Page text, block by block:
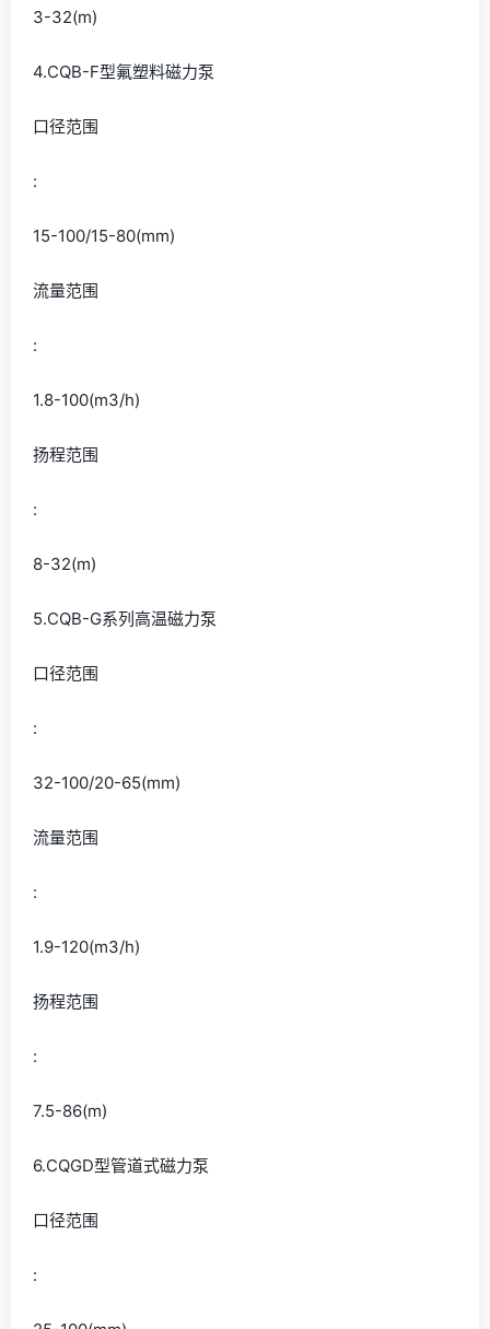
3-32(m)
4.CQB-F型氟塑料磁力泵
口径范围
:
15-100/15-80(mm)
流量范围
:
1.8-100(m3/h)
扬程范围
:
8-32(m)
5.CQB-G系列高温磁力泵
口径范围
:
32-100/20-65(mm)
流量范围
:
1.9-120(m3/h)
扬程范围
:
7.5-86(m)
6.CQGD型管道式磁力泵
口径范围
: